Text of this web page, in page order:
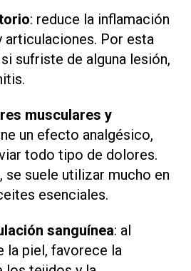
: reduce la inflamación
articulaciones. Por esta
sufriste de alguna lesión,
musculares y
un efecto analgésico,
todo tipo de dolores.
se suele utilizar mucho en
esenciales.
sanguínea: al
la piel, favorece la